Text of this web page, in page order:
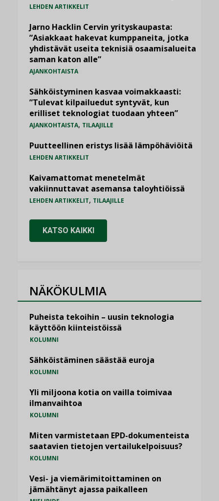
LEHDEN ARTIKKELIT
Jarno Hacklin Cervin yrityskaupasta:
”Asiakkaat hakevat kumppaneita, jotka
yhdistävät useita teknisiä osaamisalueita
saman katon alle”
AJANKOHTAISTA
Sähköistyminen kasvaa voimakkaasti:
”Tulevat kilpailuedut syntyvät, kun
erilliset teknologiat tuodaan yhteen”
AJANKOHTAISTA, TILAAJILLE
Puutteellinen eristys lisää lämpöhäviöitä
LEHDEN ARTIKKELIT
Kaivamattomat menetelmät
vakiinnuttavat asemansa taloyhtiöissä
LEHDEN ARTIKKELIT, TILAAJILLE
KATSO KAIKKI
NÄKÖKULMIA
Puheista tekoihin – uusin teknologia
käyttöön kiinteistöissä
KOLUMNI
Sähköistäminen säästää euroja
KOLUMNI
Yli miljoona kotia on vailla toimivaa
ilmanvaihtoa
KOLUMNI
Miten varmistetaan EPD-dokumenteista
saatavien tietojen vertailukelpoisuus?
KOLUMNI
Vesi- ja viemärimitoittaminen on
jämähtänyt ajassa paikalleen